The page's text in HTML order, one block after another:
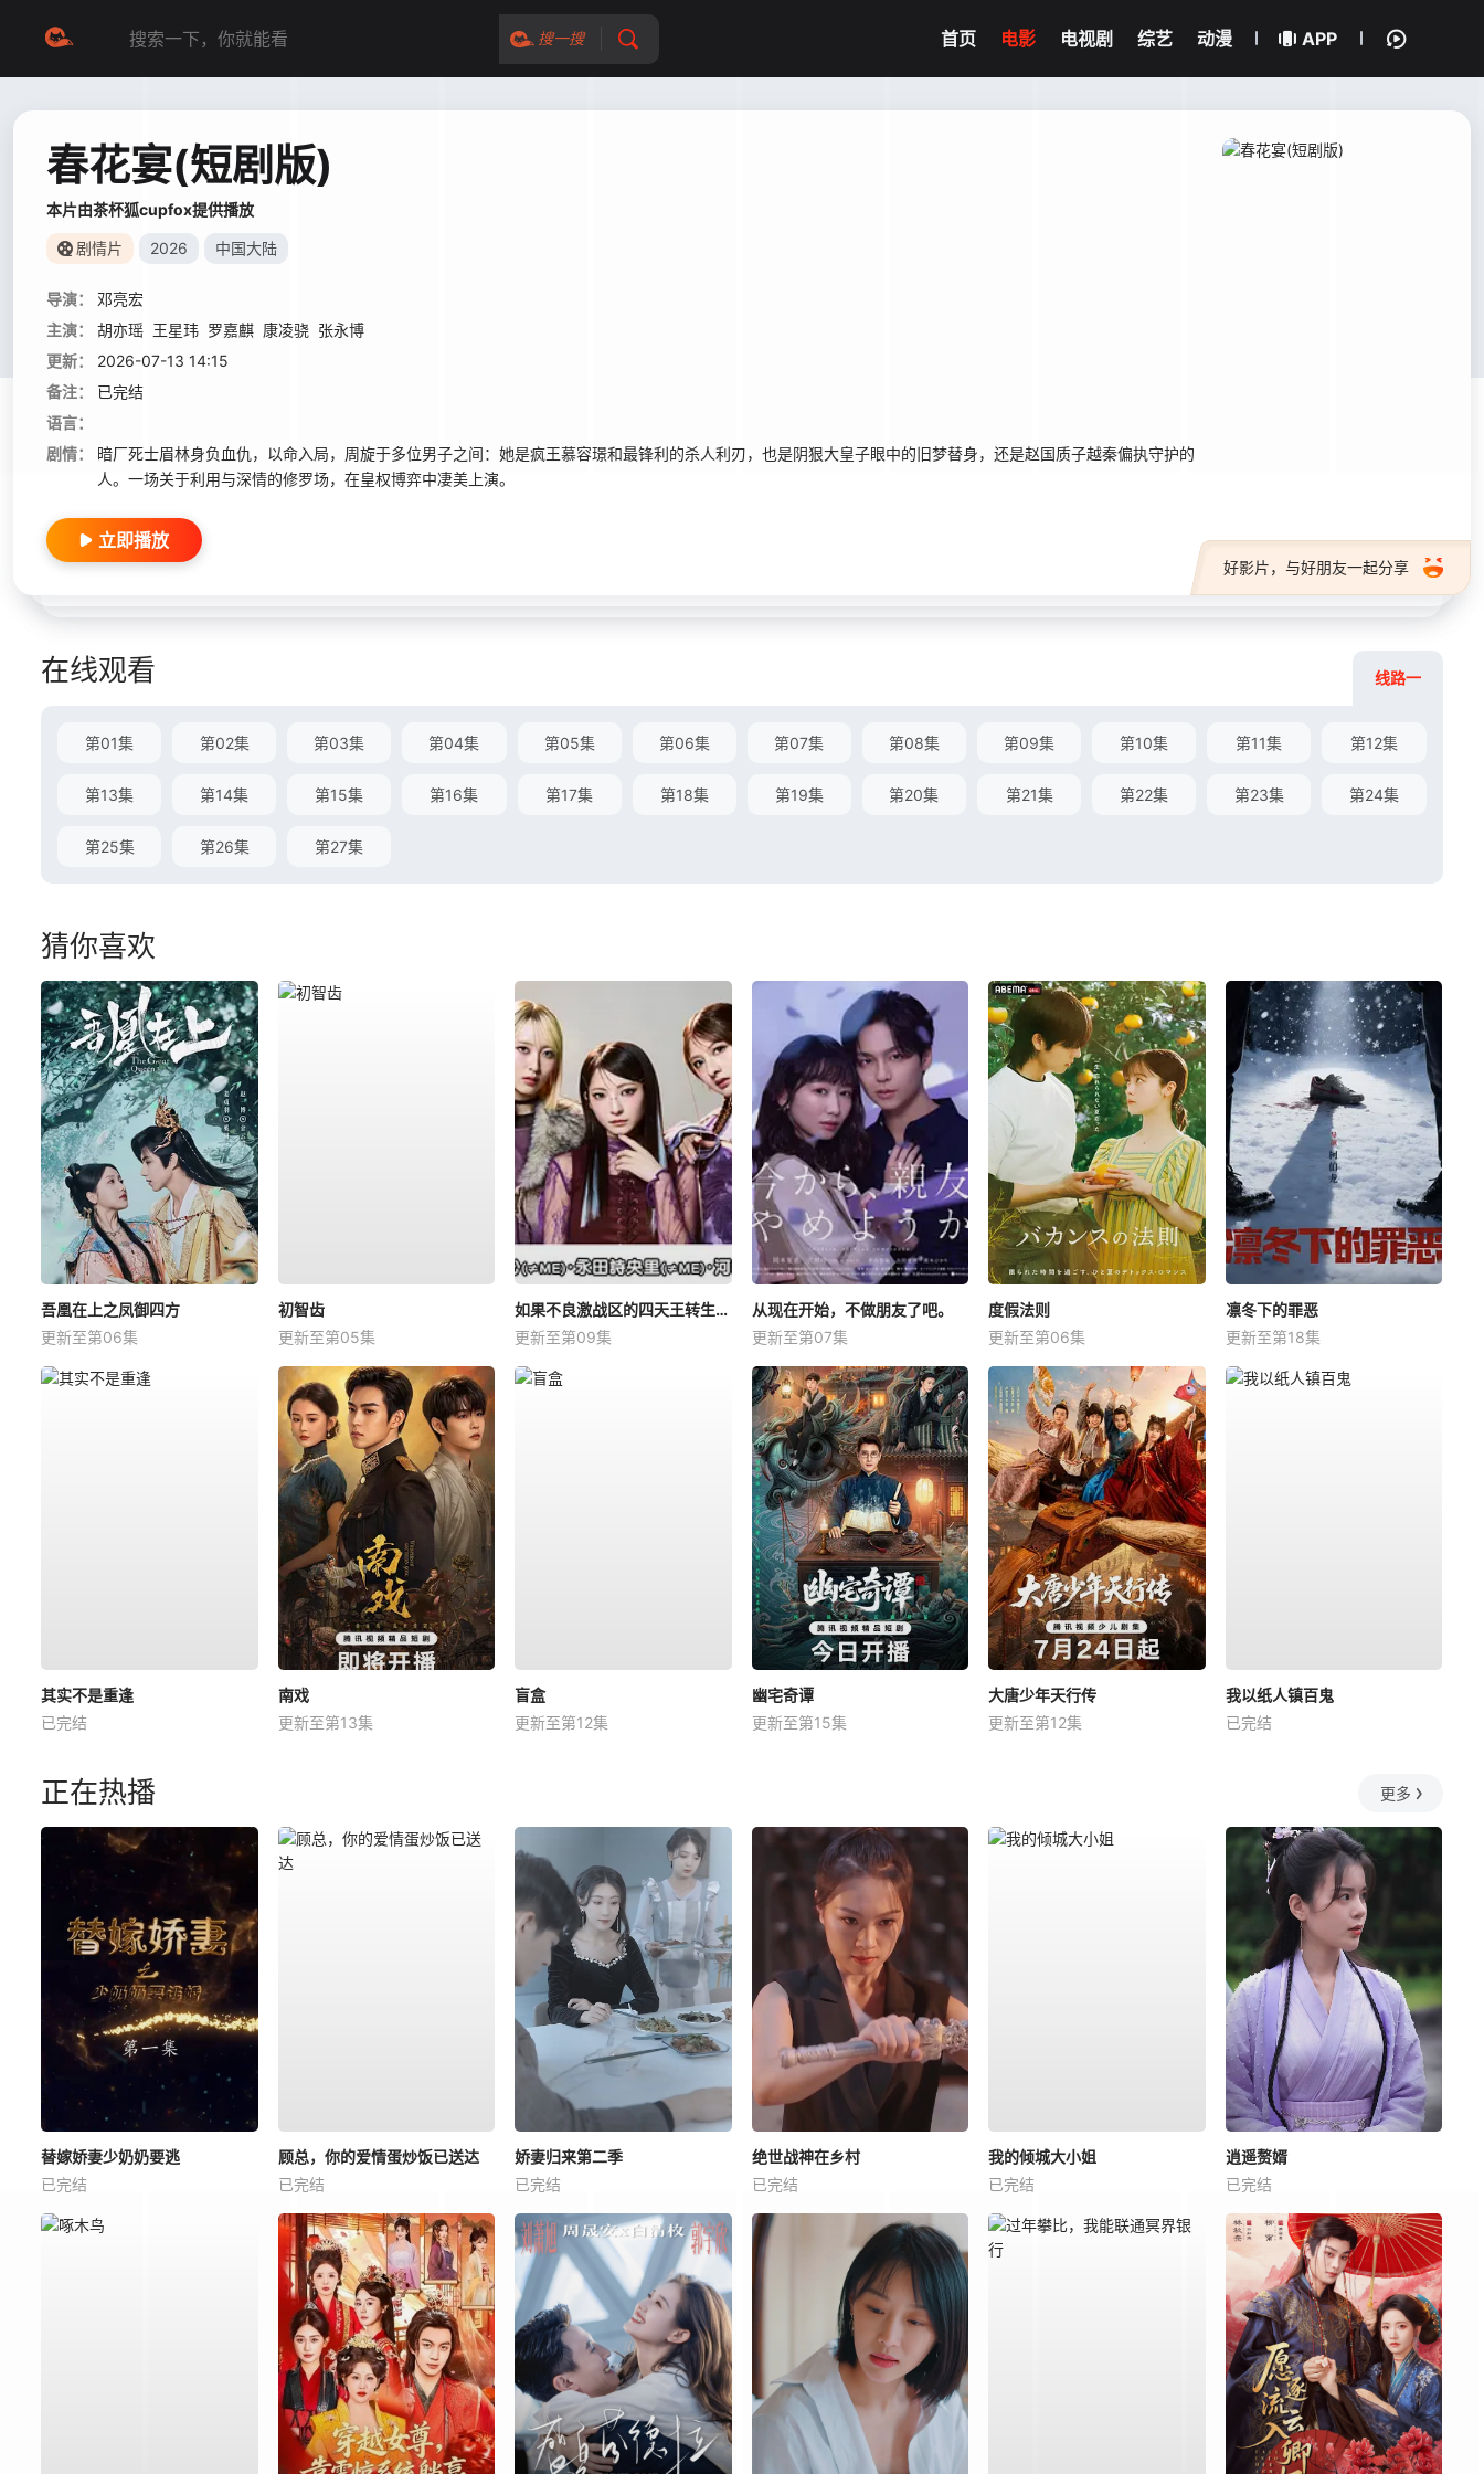
搜一搜 首页 电影 电视剧 综艺 动漫 APP
春花宴(短剧版)
本片由茶杯狐cupfox提供播放
剧情片 2026 中国大陆
导演：
邓亮宏
主演：
胡亦瑶 王星玮 罗嘉麒 康凌骁 张永博
更新：
2026-07-13 14:15
备注：
已完结
语言：
剧情：
暗厂死士眉林身负血仇，以命入局，周旋于多位男子之间：她是疯王慕容璟和最锋利的杀人利刃，也是阴狠大皇子眼中的旧梦替身，还是赵国质子越秦偏执守护的
人。一场关于利用与深情的修罗场，在皇权博弈中凄美上演。
好影片，与好朋友一起分享
立即播放
在线观看 线路一
第01集 第02集 第03集 第04集 第05集 第06集 第07集 第08集 第09集 第10集 第11集 第12集
第13集 第14集 第15集 第16集 第17集 第18集 第19集 第20集 第21集 第22集 第23集 第24集
第25集 第26集 第27集
猜你喜欢
吾凰在上之凤御四方
更新至第06集
初智齿
更新至第05集
如果不良激战区的四天王转生成了偶像团体？
更新至第09集
从现在开始，不做朋友了吧。
更新至第07集
度假法则
更新至第06集
凛冬下的罪恶
更新至第18集
其实不是重逢
已完结
南戏
更新至第13集
盲盒
更新至第12集
幽宅奇谭
更新至第15集
大唐少年天行传
更新至第12集
我以纸人镇百鬼
已完结
正在热播 更多
替嫁娇妻少奶奶要逃
已完结
顾总，你的爱情蛋炒饭已送达
已完结
娇妻归来第二季
已完结
绝世战神在乡村
已完结
我的倾城大小姐
已完结
逍遥赘婿
已完结